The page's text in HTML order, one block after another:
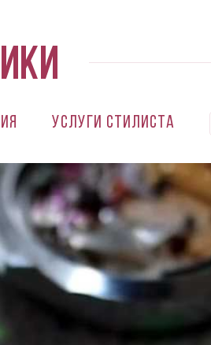
Услуги стилиста